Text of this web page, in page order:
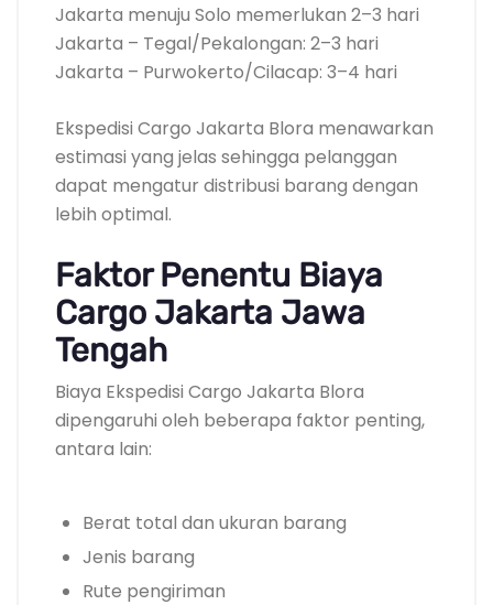
Jakarta menuju Solo memerlukan 2–3 hari
Jakarta – Tegal/Pekalongan: 2–3 hari
Jakarta – Purwokerto/Cilacap: 3–4 hari
Ekspedisi Cargo Jakarta Blora menawarkan
estimasi yang jelas sehingga pelanggan
dapat mengatur distribusi barang dengan
lebih optimal.
Faktor Penentu Biaya
Cargo Jakarta Jawa
Tengah
Biaya Ekspedisi Cargo Jakarta Blora
dipengaruhi oleh beberapa faktor penting,
antara lain:
Berat total dan ukuran barang
Jenis barang
Rute pengiriman